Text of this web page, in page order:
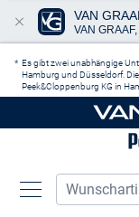
Es gibt zwei unabhängige
Hamburg und Düsseldorf.
Peek&Cloppenburg KG in
VAN
VAN